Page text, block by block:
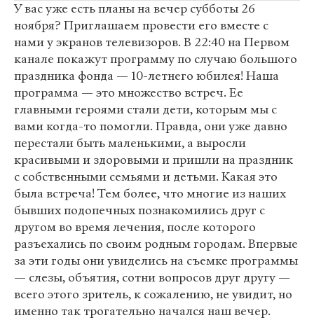
У вас уже есть планы на вечер субботы 26
ноября? Приглашаем провести его вместе с
нами у экранов телевизоров. В 22:40 на Первом
канале покажут программу по случаю большого
праздника фонда — 10-летнего юбилея! Наша
программа — это множество встреч. Ее
главными героями стали дети, которым мы с
вами когда-то помогли. Правда, они уже давно
перестали быть маленькими, а выросли
красивыми и здоровыми и пришли на праздник
с собственными семьями и детьми. Какая это
была встреча! Тем более, что многие из наших
бывших подопечных познакомились друг с
другом во время лечения, после которого
разъехались по своим родным городам. Впервые
за эти годы они увиделись на съемке программы
— слезы, объятия, сотни вопросов друг другу —
всего этого зритель, к сожалению, не увидит, но
именно так трогательно начался наш вечер.